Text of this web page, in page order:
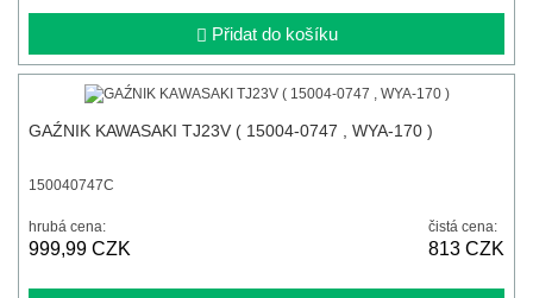
Přidat do košíku
GAŹNIK KAWASAKI TJ23V ( 15004-0747 , WYA-170 )
150040747C
hrubá cena:
999,99 CZK
čistá cena:
813 CZK